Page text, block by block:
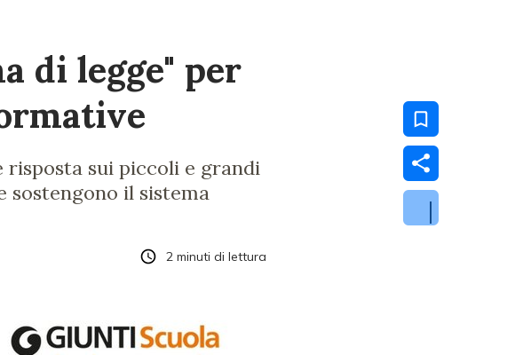
di legge" per
risposta sui piccoli e grandi
il sistema
2 minuti di lettura